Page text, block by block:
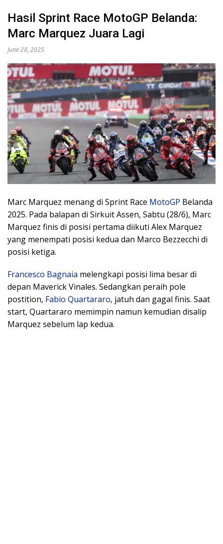
Hasil Sprint Race MotoGP Belanda:
Marc Marquez Juara Lagi
June 28, 2025
Marc Marquez menang di Sprint Race MotoGP Belanda
2025. Pada balapan di Sirkuit Assen, Sabtu (28/6), Marc
Marquez finis di posisi pertama diikuti Alex Marquez
yang menempati posisi kedua dan Marco Bezzecchi di
posisi ketiga.
Francesco Bagnaia melengkapi posisi lima besar di
depan Maverick Vinales. Sedangkan peraih pole
postition, Fabio Quartararo, jatuh dan gagal finis. Saat
start, Quartararo memimpin namun kemudian disalip
Marquez sebelum lap kedua.